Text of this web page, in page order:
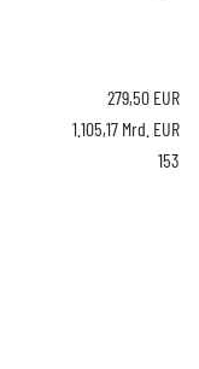
279,50 EUR
1.105,17 Mrd. EUR
153